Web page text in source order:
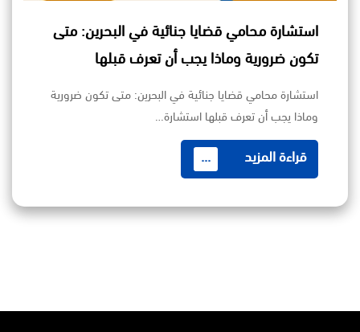
استشارة محامي قضايا جنائية في البحرين: متى
تكون ضرورية وماذا يجب أن تعرف قبلها
استشارة محامي قضايا جنائية في البحرين: متى تكون ضرورية
وماذا يجب أن تعرف قبلها استشارة…
قراءة المزيد ...